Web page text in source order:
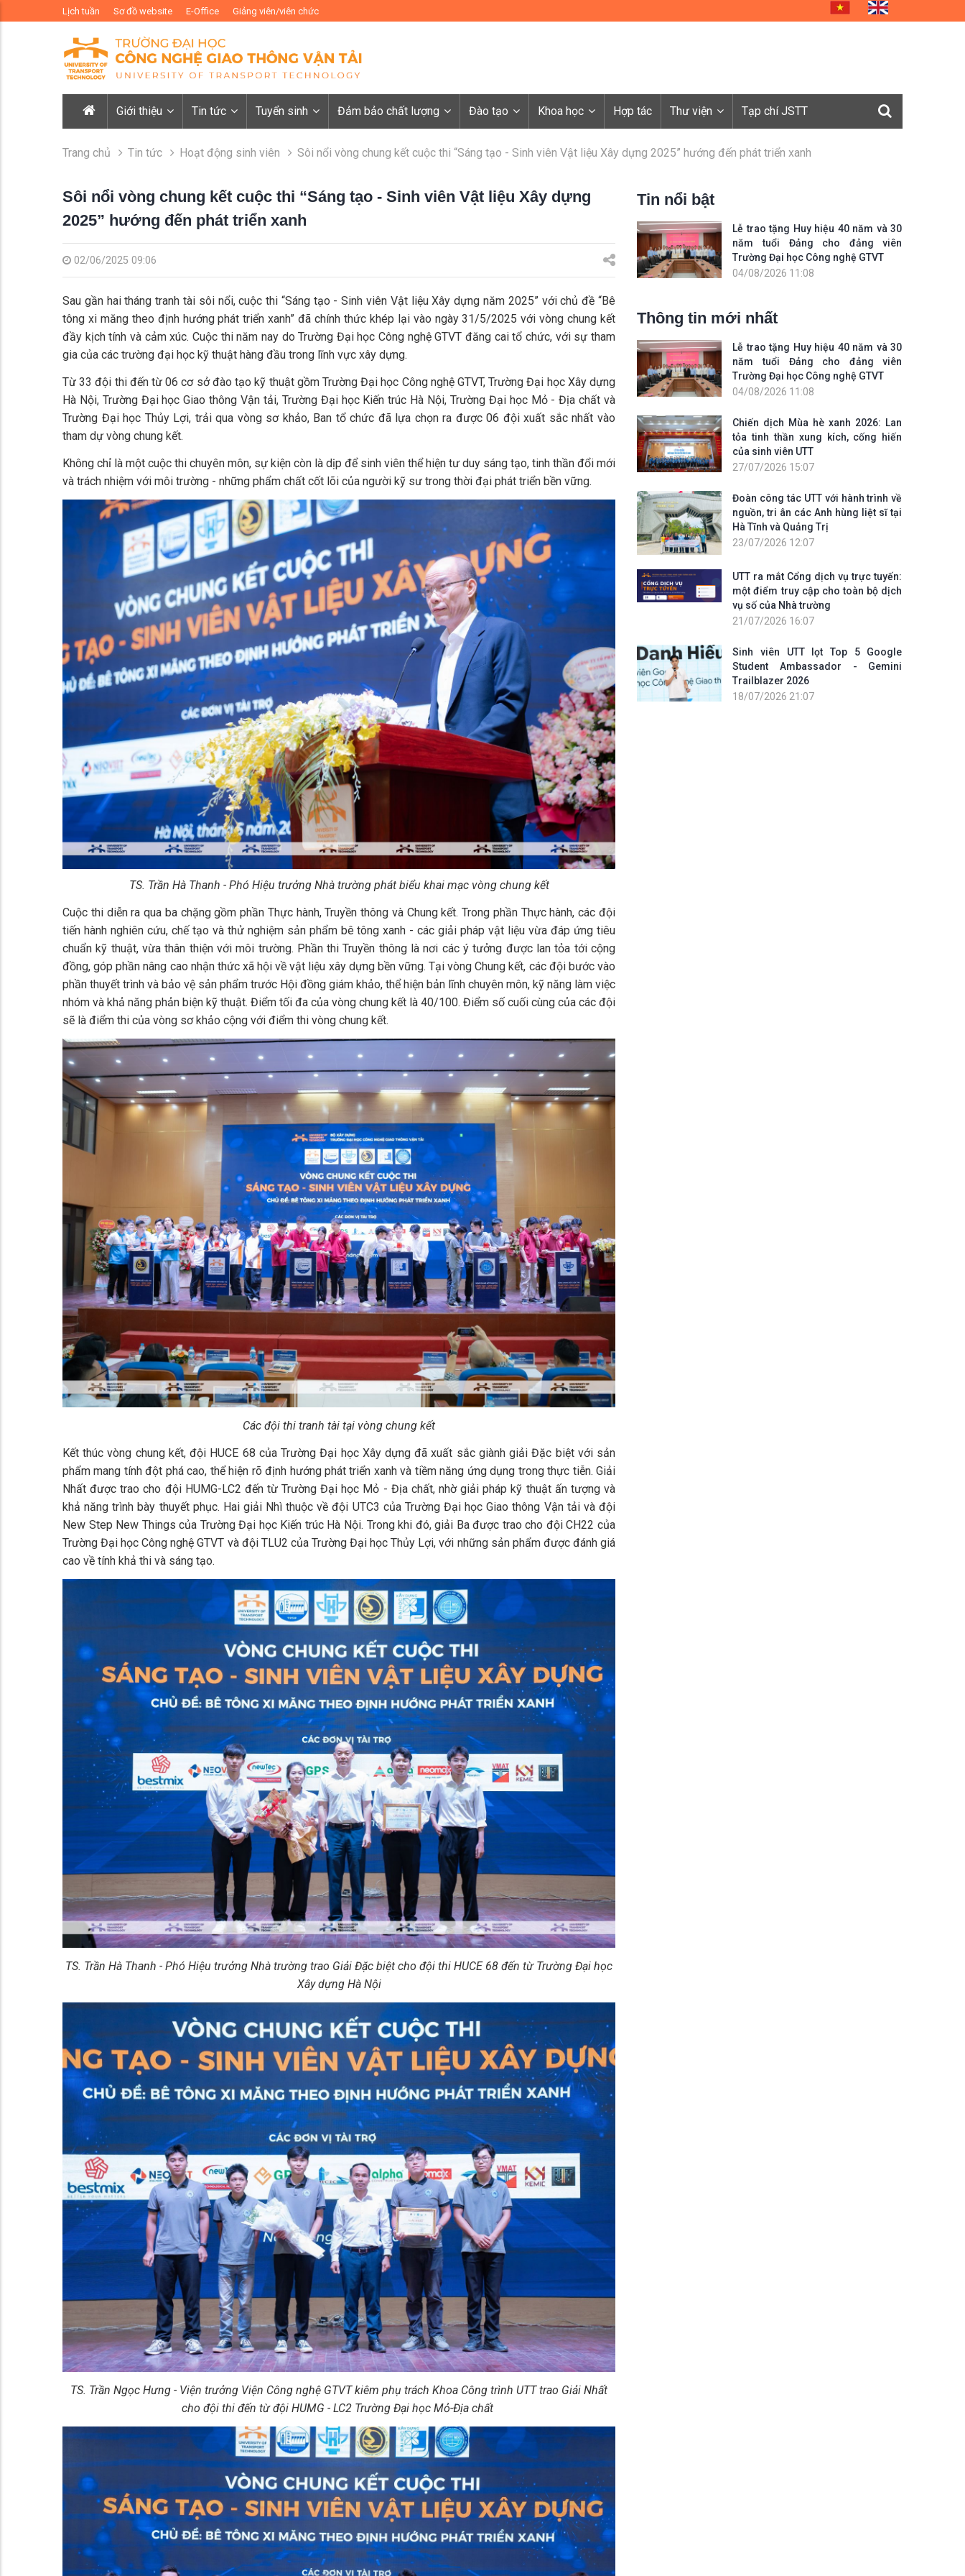
Lịch tuần Sơ đồ website E-Office Giảng viên/viên chức
Giới thiệu Tin tức Tuyển sinh Đảm bảo chất lượng Đào tạo Khoa học Hợp tác Thư viện Tạp chí JSTT
Trang chủ Tin tức Hoạt động sinh viên Sôi nổi vòng chung kết cuộc thi “Sáng tạo - Sinh viên Vật liệu Xây dựng 2025” hướng đến phát triển xanh
Sôi nổi vòng chung kết cuộc thi “Sáng tạo - Sinh viên Vật liệu Xây dựng
2025” hướng đến phát triển xanh
02/06/2025 09:06
Sau gần hai tháng tranh tài sôi nổi, cuộc thi “Sáng tạo - Sinh viên Vật liệu Xây dựng năm 2025” với chủ đề “Bê
tông xi măng theo định hướng phát triển xanh” đã chính thức khép lại vào ngày 31/5/2025 với vòng chung kết
đầy kịch tính và cảm xúc. Cuộc thi năm nay do Trường Đại học Công nghệ GTVT đăng cai tổ chức, với sự tham
gia của các trường đại học kỹ thuật hàng đầu trong lĩnh vực xây dựng.
Từ 33 đội thi đến từ 06 cơ sở đào tạo kỹ thuật gồm Trường Đại học Công nghệ GTVT, Trường Đại học Xây dựng
Hà Nội, Trường Đại học Giao thông Vận tải, Trường Đại học Kiến trúc Hà Nội, Trường Đại học Mỏ - Địa chất và
Trường Đại học Thủy Lợi, trải qua vòng sơ khảo, Ban tổ chức đã lựa chọn ra được 06 đội xuất sắc nhất vào
tham dự vòng chung kết.
Không chỉ là một cuộc thi chuyên môn, sự kiện còn là dịp để sinh viên thể hiện tư duy sáng tạo, tinh thần đổi mới
và trách nhiệm với môi trường - những phẩm chất cốt lõi của người kỹ sư trong thời đại phát triển bền vững.
TS. Trần Hà Thanh - Phó Hiệu trưởng Nhà trường phát biểu khai mạc vòng chung kết
Cuộc thi diễn ra qua ba chặng gồm phần Thực hành, Truyền thông và Chung kết. Trong phần Thực hành, các đội
tiến hành nghiên cứu, chế tạo và thử nghiệm sản phẩm bê tông xanh - các giải pháp vật liệu vừa đáp ứng tiêu
chuẩn kỹ thuật, vừa thân thiện với môi trường. Phần thi Truyền thông là nơi các ý tưởng được lan tỏa tới cộng
đồng, góp phần nâng cao nhận thức xã hội về vật liệu xây dựng bền vững. Tại vòng Chung kết, các đội bước vào
phần thuyết trình và bảo vệ sản phẩm trước Hội đồng giám khảo, thể hiện bản lĩnh chuyên môn, kỹ năng làm việc
nhóm và khả năng phản biện kỹ thuật. Điểm tối đa của vòng chung kết là 40/100. Điểm số cuối cùng của các đội
sẽ là điểm thi của vòng sơ khảo cộng với điểm thi vòng chung kết.
Các đội thi tranh tài tại vòng chung kết
Kết thúc vòng chung kết, đội HUCE 68 của Trường Đại học Xây dựng đã xuất sắc giành giải Đặc biệt với sản
phẩm mang tính đột phá cao, thể hiện rõ định hướng phát triển xanh và tiềm năng ứng dụng trong thực tiễn. Giải
Nhất được trao cho đội HUMG-LC2 đến từ Trường Đại học Mỏ - Địa chất, nhờ giải pháp kỹ thuật ấn tượng và
khả năng trình bày thuyết phục. Hai giải Nhì thuộc về đội UTC3 của Trường Đại học Giao thông Vận tải và đội
New Step New Things của Trường Đại học Kiến trúc Hà Nội. Trong khi đó, giải Ba được trao cho đội CH22 của
Trường Đại học Công nghệ GTVT và đội TLU2 của Trường Đại học Thủy Lợi, với những sản phẩm được đánh giá
cao về tính khả thi và sáng tạo.
TS. Trần Hà Thanh - Phó Hiệu trưởng Nhà trường trao Giải Đặc biệt cho đội thi HUCE 68 đến từ Trường Đại học
Xây dựng Hà Nội
TS. Trần Ngọc Hưng - Viện trưởng Viện Công nghệ GTVT kiêm phụ trách Khoa Công trình UTT trao Giải Nhất
cho đội thi đến từ đội HUMG - LC2 Trường Đại học Mỏ-Địa chất
Tin nổi bật
Lễ trao tặng Huy hiệu 40 năm và 30
năm tuổi Đảng cho đảng viên
Trường Đại học Công nghệ GTVT
04/08/2026 11:08
Thông tin mới nhất
Lễ trao tặng Huy hiệu 40 năm và 30
năm tuổi Đảng cho đảng viên
Trường Đại học Công nghệ GTVT
04/08/2026 11:08
Chiến dịch Mùa hè xanh 2026: Lan
tỏa tinh thần xung kích, cống hiến
của sinh viên UTT
27/07/2026 15:07
Đoàn công tác UTT với hành trình về
nguồn, tri ân các Anh hùng liệt sĩ tại
Hà Tĩnh và Quảng Trị
23/07/2026 12:07
UTT ra mắt Cổng dịch vụ trực tuyến:
một điểm truy cập cho toàn bộ dịch
vụ số của Nhà trường
21/07/2026 16:07
Sinh viên UTT lọt Top 5 Google
Student Ambassador - Gemini
Trailblazer 2026
18/07/2026 21:07